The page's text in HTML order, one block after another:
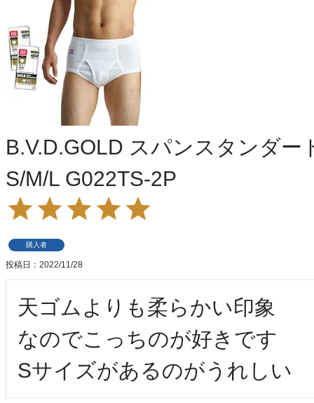
B.V.D.GOLD スパンスタンダー
S/M/L G022TS-2P
購入者
投稿日 2022/11/28
天ゴムよりも柔らかい印象
なのでこっちのが好きです
Sサイズがあるのがうれしい